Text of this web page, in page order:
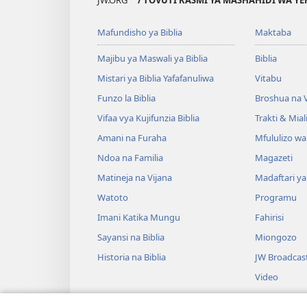
Mafundisho ya Biblia
Majibu ya Maswali ya Biblia
Mistari ya Biblia Yafafanuliwa
Funzo la Biblia
Vifaa vya Kujifunzia Biblia
Amani na Furaha
Ndoa na Familia
Matineja na Vijana
Watoto
Imani Katika Mungu
Sayansi na Biblia
Historia na Biblia
Maktaba
Biblia
Vitabu
Broshua na
Trakti &
Mfululizo
Magazeti
Madaftari
Programu
Fahirisi
Miongozo
JW
Video
Muziki